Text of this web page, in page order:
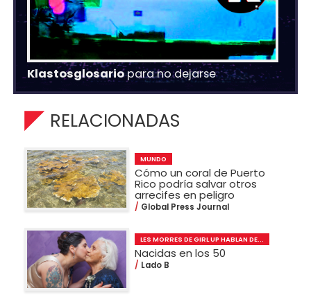
Klastosglosariopara no dejarse
RELACIONADAS
MUNDO
Cómo un coral de Puerto
Rico podría salvar otros
arrecifes en peligro
Global Press Journal
LES MORRES DE GIRL UP HABLAN DE...
Nacidas en los 50
Lado B